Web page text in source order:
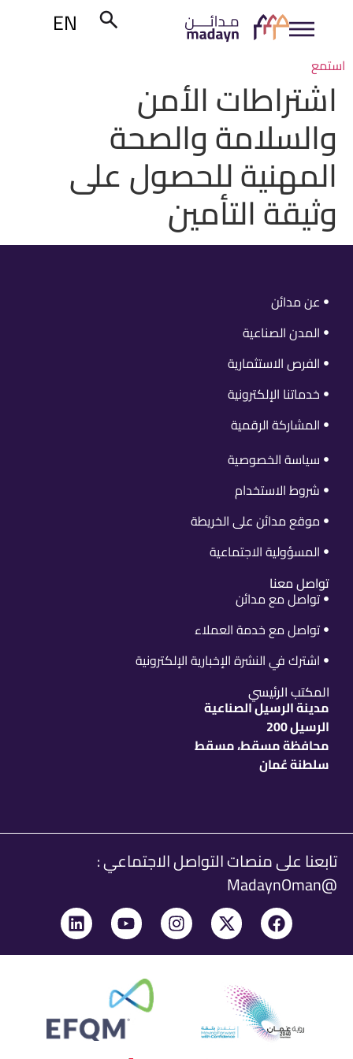
EN
استمع
اشتراطات الأمن
والسلامة والصحة
المهنية للحصول على
وثيقة التأمين
عن مدائن
المدن الصناعية
الفرص الاستثمارية
خدماتنا الإلكترونية
المشاركة الرقمية
سياسة الخصوصية
شروط الاستخدام
موقع مدائن على الخريطة
المسؤولية الاجتماعية
تواصل معنا
تواصل مع مدائن
تواصل مع خدمة العملاء
اشترك في النشرة الإخبارية الإلكترونية
المكتب الرئيسي
مدينة الرسيل الصناعية
الرسيل 200
محافظة مسقط، مسقط
سلطنة عُمان
تابعنا على منصات التواصل الاجتماعي :
@MadaynOman